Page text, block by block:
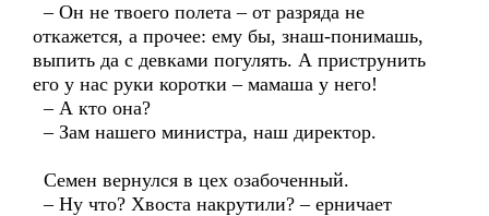
– Он не твоего полета – от разряда не
откажется, а прочее: ему бы, знаш-понимашь,
выпить да с девками погулять. А приструнить
его у нас руки коротки – мамаша у него!
– А кто она?
– Зам нашего министра, наш директор.
Семен вернулся в цех озабоченный.
– Ну что? Хвоста накрутили? – ерничает